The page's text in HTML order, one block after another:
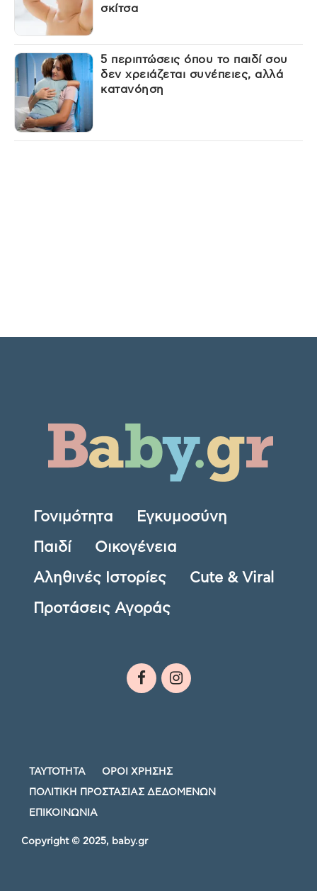
σκίτσα
5 περιπτώσεις όπου το παιδί σου
δεν χρειάζεται συνέπειες, αλλά
κατανόηση
Γονιμότητα Εγκυμοσύνη
Παιδί Οικογένεια
Αληθινές Ιστορίες Cute & Viral
Προτάσεις Αγοράς
ΤΑΥΤΟΤΗΤΑ ΟΡΟΙ ΧΡΗΣΗΣ
ΠΟΛΙΤΙΚΗ ΠΡΟΣΤΑΣΙΑΣ ΔΕΔΟΜΕΝΩΝ
ΕΠΙΚΟΙΝΩΝΙΑ
Copyright © 2025, baby.gr